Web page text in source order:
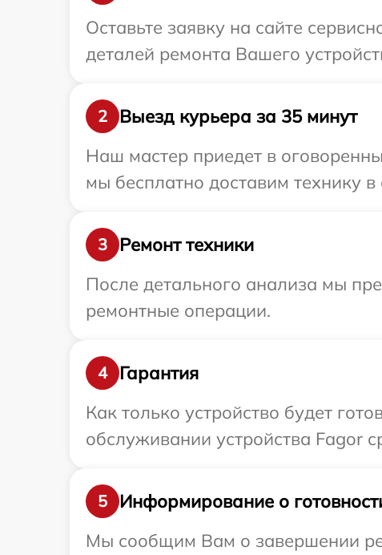
Оставьте заявку на сайте
деталей ремонта Вашего
2
Выезд курьера за 35 минут
Наш мастер приедет в
мы бесплатно доставим технику
3
Ремонт техники
После детального анализа мы
ремонтные операции.
4
Гарантия
Как только устройство будет
обслуживании устройства Fagor
5
Информирование о
Мы сообщим Вам о завершении